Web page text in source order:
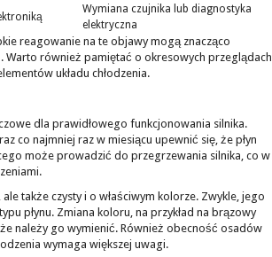
Wymiana czujnika lub diagnostyka
elektryczna
reagowanie na te objawy mogą znacząco
również pamiętać o okresowych przeglądach
układu chłodzenia.
dla prawidłowego funkcjonowania silnika.
co najmniej raz w miesiącu upewnić się, że płyn
może prowadzić do przegrzewania silnika, co w
także czysty i o właściwym kolorze. Zwykle, jego
płynu. Zmiana koloru, na przykład na brązowy
należy go wymienić. Również obecność osadów
wymaga większej uwagi.